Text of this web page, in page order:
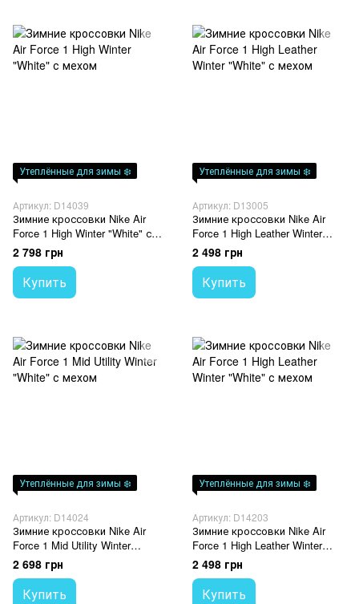
Утеплённые для зимы ❄️
Артикул: D14039
Зимние кроссовки Nike Air
Force 1 High Winter "White" с
мехом
2 798 грн
Купить
Утеплённые для зимы ❄️
Артикул: D13005
Зимние кроссовки Nike Air
Force 1 High Leather Winter
"White" с мехом
2 498 грн
Купить
Утеплённые для зимы ❄️
Артикул: D14024
Зимние кроссовки Nike Air
Force 1 Mid Utility Winter
"White" с мехом
2 698 грн
Купить
Утеплённые для зимы ❄️
Артикул: D14203
Зимние кроссовки Nike Air
Force 1 High Leather Winter
"White" с мехом
2 498 грн
Купить